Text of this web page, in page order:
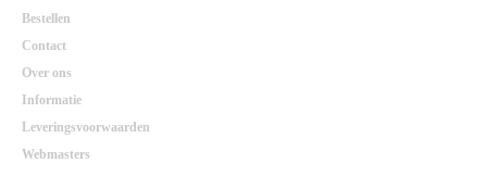
Bestellen
Contact
Over ons
Informatie
Leveringsvoorwaarden
Webmasters